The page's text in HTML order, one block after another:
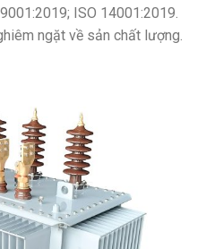
ISO 14001:2019.
ngặt về sản chất lượng.